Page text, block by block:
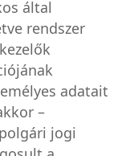
által
rendszer
adatait
–
jogi